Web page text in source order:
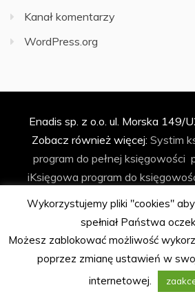
Kanał komentarzy
WordPress.org
Enadis sp. z o.o. ul. Morska 149/
Zobacz również więcej: Systim
program do pełnej księgowości
iKsięgowa program do
księgowość spółki z o.o.
biuro
biura rachunkowego
program Podatkowa Książka
program kadrowo-
Wykorzystujemy pliki "cookies"
spełniał Państwa
Możesz zablokować możliwość
poprzez zmianę ustawień w
internetowej.